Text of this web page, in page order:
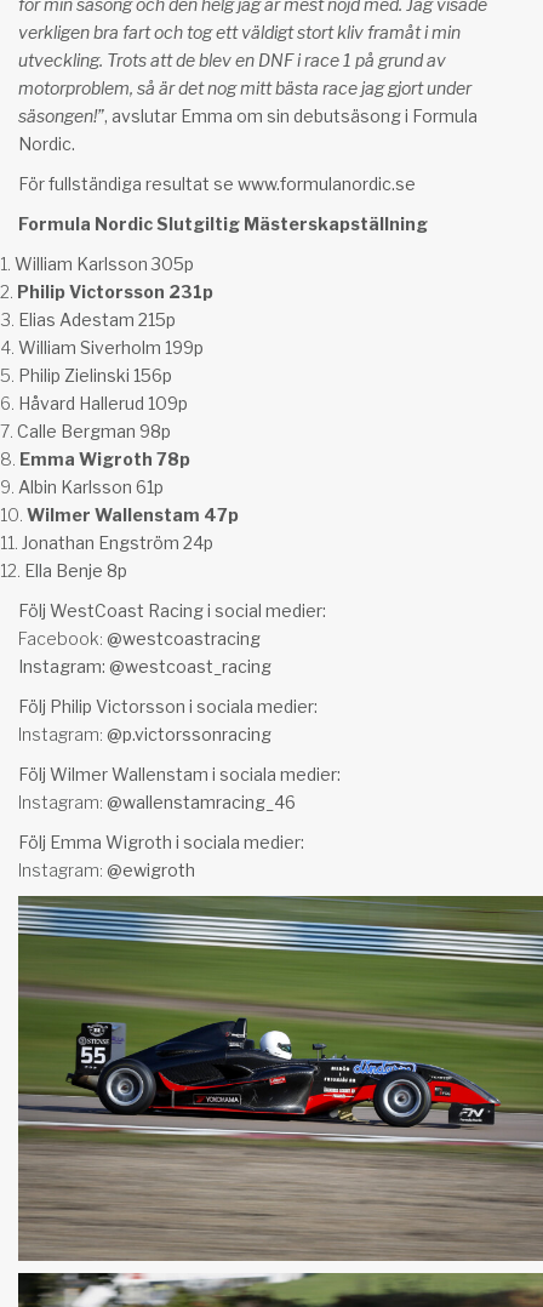
för min säsong och den helg jag är mest nöjd med. Jag visade
verkligen bra fart och tog ett väldigt stort kliv framåt i min
utveckling. Trots att de blev en DNF i race 1 på grund av
motorproblem, så är det nog mitt bästa race jag gjort under
säsongen!”, avslutar Emma om sin debutsäsong i Formula
Nordic.
För fullständiga resultat se www.formulanordic.se
Formula Nordic Slutgiltig Mästerskapställning
William Karlsson 305p
Philip Victorsson 231p
Elias Adestam 215p
William Siverholm 199p
Philip Zielinski 156p
Håvard Hallerud 109p
Calle Bergman 98p
Emma Wigroth 78p
Albin Karlsson 61p
Wilmer Wallenstam 47p
Jonathan Engström 24p
Ella Benje 8p
Följ WestCoast Racing i social medier:
Facebook: @westcoastracing
Instagram: @westcoast_racing
Följ Philip Victorsson i sociala medier:
Instagram: @p.victorssonracing
Följ Wilmer Wallenstam i sociala medier:
Instagram: @wallenstamracing_46
Följ Emma Wigroth i sociala medier:
Instagram: @ewigroth